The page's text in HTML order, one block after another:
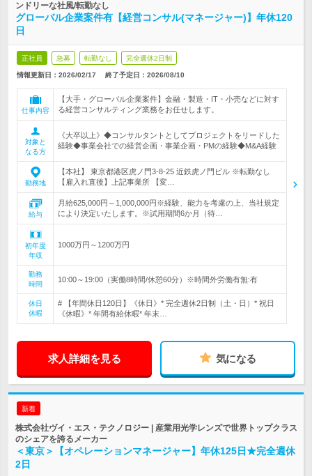
ンドリーな社風/転勤なし
グローバル企業案件有【経営コンサル(マネージャー)】年休120
日
正社員 急募 転勤なし 完全週休2日制
情報更新日：2026/02/17 終了予定日： 2026/08/10
仕事内容
【大手・グローバル企業案件】金融・製造・IT・小売などに対す
る経営コンサルティング業務をお任せします。
対象と
なる方
《大卒以上》◆コンサルタントとしてプロジェクトをリードした
経験◆事業会社での経営企画・事業企画・PMの経験◆M&A経験
勤務地
【本社】 東京都港区虎ノ門3-8-25 近鉄虎ノ門ビル ※転勤なし
【雇入れ直後】上記事業所 【変…
給与
月給625,000円～1,000,000円※経験、能力を考慮の上、当社規定
により決定いたします。※試用期間6か月（待…
初年度
年収
1000万円～1200万円
勤務
時間
10:00～19:00（実働8時間/休憩60分）※時間外労働有無:有
休日
休暇
# 【年間休日120日】《休日》* 完全週休2日制（土・日）* 祝日
《休暇》* 年間有給休暇* 年末…
求人詳細を見る 気になる
新着
株式会社ヴイ・エス・テクノロジー | 産業用光学レンズで世界トップクラス
のシェアを誇るメーカー
＜東京＞【オペレーションマネージャー】年休125日★完全週休
2日